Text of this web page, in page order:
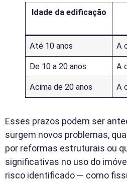
Idade da edificação
Até 10 anos A
De 10 a 20 anos A
Acima de 20 anos A
Esses prazos podem ser
surgem novos problemas,
por reformas estruturais ou
significativas no uso do
risco identificado — como